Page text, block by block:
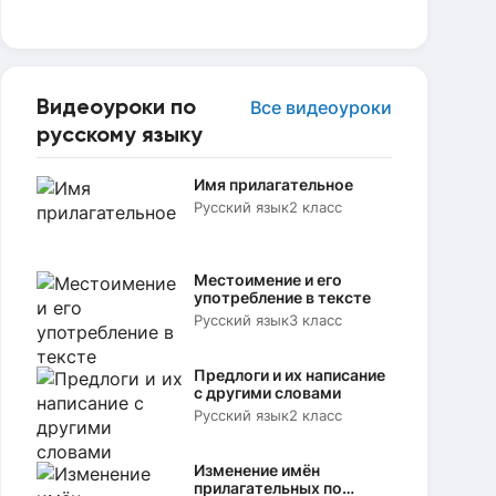
Видеоуроки по
русскому языку
Все видеоуроки
Имя прилагательное
Русский язык2 класс
Местоимение и его
употребление в тексте
Русский язык3 класс
Предлоги и их написание
с другими словами
Русский язык2 класс
Изменение имён
прилагательных по